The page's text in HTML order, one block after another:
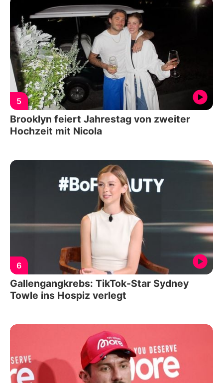
5
Brooklyn feiert Jahrestag von zweiter
Hochzeit mit Nicola
6
Gallengangkrebs: TikTok-Star Sydney
Towle ins Hospiz verlegt